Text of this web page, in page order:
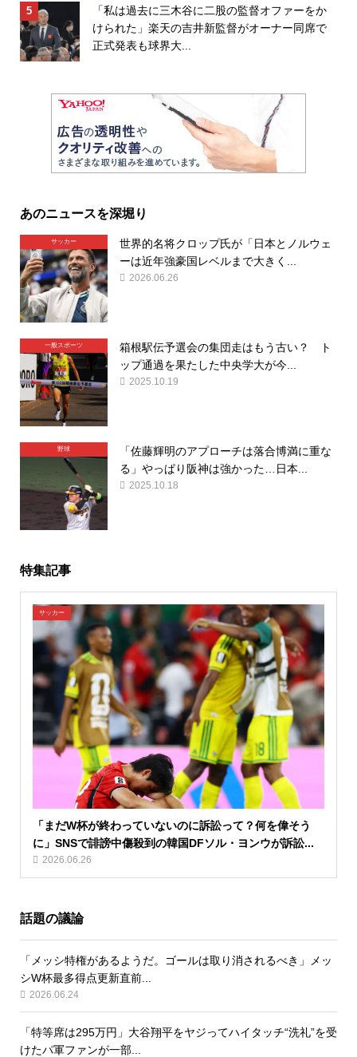
「私は過去に三木谷に二股の監督オファーをか
けられた」楽天の吉井新監督がオーナー同席で
正式発表も球界大...
あのニュースを深堀り
サッカー
世界的名将クロップ氏が「日本とノルウェ
ーは近年強豪国レベルまで大きく...
2026.06.26
一般スポーツ
箱根駅伝予選会の集団走はもう古い？ ト
ップ通過を果たした中央学大が今...
2025.10.19
野球
「佐藤輝明のアプローチは落合博満に重な
る」やっぱり阪神は強かった…日本...
2025.10.18
特集記事
サッカー
「まだW杯が終わっていないのに訴訟って？何を偉そう
に」SNSで誹謗中傷殺到の韓国DFソル・ヨンウが訴訟...
2026.06.26
話題の議論
「メッシ特権があるようだ。ゴールは取り消されるべき」メッ
シW杯最多得点更新直前...
2026.06.24
「特等席は295万円」大谷翔平をヤジってハイタッチ“洗礼”を受
けたパ軍ファンが一部...